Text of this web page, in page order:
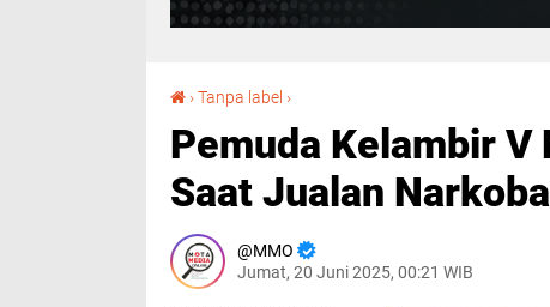
›Tanpa label ›
Pemuda Kelambir
Saat Jualan
MMO
Jumat, 20 Juni 2025, 00:21 WIB